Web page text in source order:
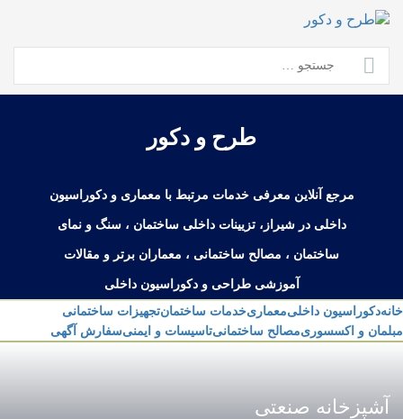
Skip
content
جستجو
برای:
طرح و دکور
مرجع آنلاین معرفی خدمات مرتبط با معماری و دکوراسیون
داخلی در شیراز، تزیینات داخلی ساختمان ، سنگ و نمای
ساختمان ، مصالح ساختمانی ، معماران برتر و مقالات
آموزشی طراحی و دکوراسیون داخلی
خانهدکوراسیون داخلیمعماریخدمات ساختمانتجهیزات ساختمانی
مبلمان و اکسسوریمصالح ساختمانیتاسیسات و ایمنیسفارش آگهی
آشپزخانه صنعتی